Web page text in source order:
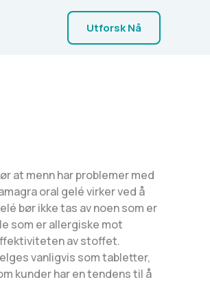
Utforsk Nå
at menn har problemer med
oral gelé virker ved å
bør ikke tas av noen som er
som er allergiske mot
av stoffet.
vanligvis som tabletter,
kunder har en tendens til å